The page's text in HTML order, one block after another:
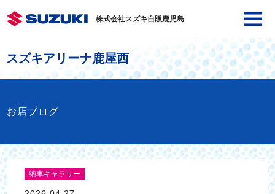
株式会社スズキ自販鹿児島
スズキアリーナ鹿屋西
お店ブログ
納車ギャラリー